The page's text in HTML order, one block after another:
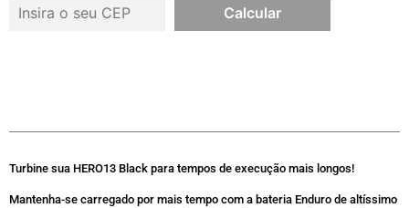
Turbine sua HERO13 Black para tempos de execução mais longos!
Mantenha-se carregado por mais tempo com a bateria Enduro de altíssimo